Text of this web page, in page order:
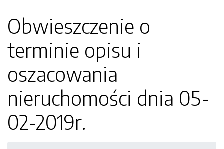
Obwieszczenie o
terminie opisu i
oszacowania
nieruchomości dnia 05-
02-2019r.